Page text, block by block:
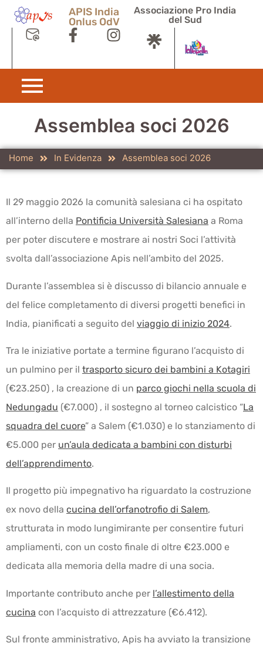
APIS India
Onlus OdV
Associazione Pro India
del Sud
Assemblea soci 2026
Home In Evidenza Assemblea soci 2026
Il 29 maggio 2026 la comunità salesiana ci ha ospitato
all’interno della Pontificia Università Salesiana a Roma
per poter discutere e mostrare ai nostri Soci l’attività
svolta dall’associazione Apis nell’ambito del 2025.
Durante l’assemblea si è discusso di bilancio annuale e
del felice completamento di diversi progetti benefici in
India, pianificati a seguito del viaggio di inizio 2024.
Tra le iniziative portate a termine figurano l’acquisto di
un pulmino per il trasporto sicuro dei bambini a Kotagiri
(€23.250) , la creazione di un parco giochi nella scuola di
Nedungadu (€7.000) , il sostegno al torneo calcistico “La
squadra del cuore” a Salem (€1.030) e lo stanziamento di
€5.000 per un’aula dedicata a bambini con disturbi
dell’apprendimento.
Il progetto più impegnativo ha riguardato la costruzione
ex novo della cucina dell’orfanotrofio di Salem,
strutturata in modo lungimirante per consentire futuri
ampliamenti, con un costo finale di oltre €23.000 e
dedicata alla memoria della madre di una socia.
Importante contributo anche per l’allestimento della
cucina con l’acquisto di attrezzature (€6.412).
Sul fronte amministrativo, Apis ha avviato la transizione